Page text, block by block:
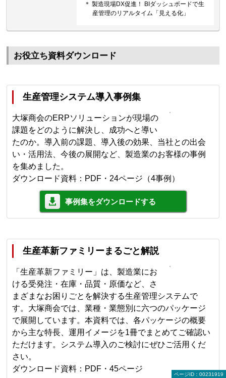
＊ 製造現場DX促進！ BIダッシュボードで生
産管理のリアルタイム「見える化」
お役立ち資料ダウンロード
生産管理システム導入事例集
大塚商会のERPソリューションが現場の
課題をどのように解決し、成功へと導い
たのか。導入前の課題、導入後の効果、当社との出会
い・活用法、今後の展開など、製造業のお客様の事例
を集めました。
ダウンロード資料：PDF・24ページ（4事例）
事例集をダウンロードする
生産革新ファミリーまるごと解説
「生産革新ファミリー」は、製造業にお
ける受発注・在庫・品質・原価など、さ
まざまなお困りごとを解決する生産管理システムで
す。大塚商会では、業種・業態別に六つのパッケージ
で展開しています。本資料では、各パッケージの概要
から主な特長、運用イメージを1冊でまとめてご確認い
ただけます。システム導入のご検討にぜひご活用くだ
さい。
ダウンロード資料：PDF・45ページ
ページID：00231919